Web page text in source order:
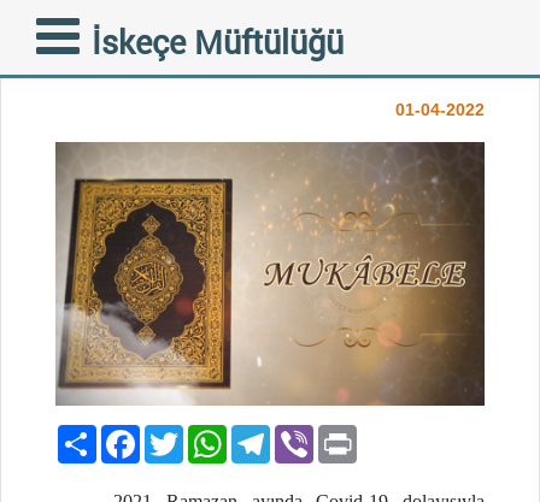
İskeçe Müftülüğü
2022 RAMAZAN
MUKABELESİ BAŞLIYOR
01-04-2022
PaylaşFacebook
TwitterWhatsAppTelegram
Viber